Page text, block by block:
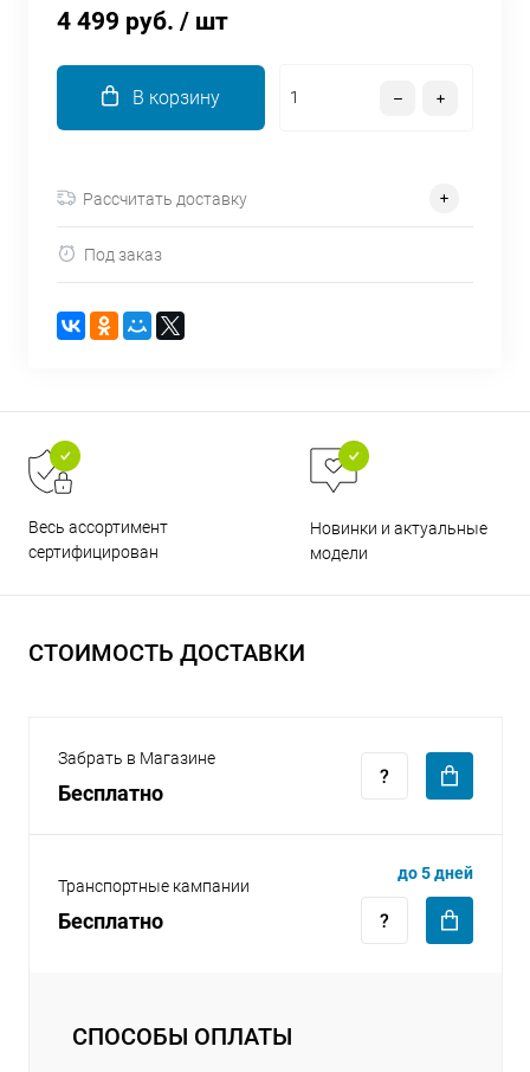
4 499 руб. / шт
В корзину
Рассчитать доставку
Под заказ
Весь ассортимент
сертифицирован
Новинки и актуальные
модели
СТОИМОСТЬ ДОСТАВКИ
Забрать в Магазине
Бесплатно
Транспортные кампании
Бесплатно
до 5 дней
СПОСОБЫ ОПЛАТЫ
Остались вопросы?
8 800 302-02-51
plait.ru